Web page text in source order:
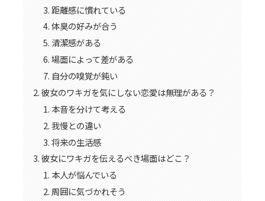
距離感に慣れている
体臭の好みが合う
清潔感がある
場面によって差がある
自分の嗅覚が鈍い
彼女のワキガを気にしない恋愛は無理がある？
本音を分けて考える
我慢との違い
将来の生活感
彼女にワキガを伝えるべき場面はどこ？
本人が悩んでいる
周囲に気づかれそう